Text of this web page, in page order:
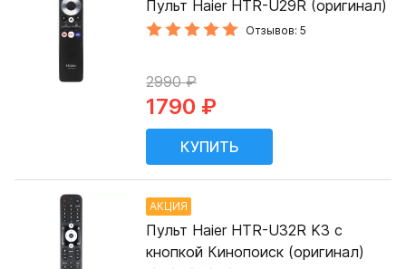
Пульт Haier HTR-U29R (оригинал)
Отзывов: 5
2990 ₽
1790 ₽
АКЦИЯ
Пульт Haier HTR-U32R K3 с
кнопкой Кинопоиск (оригинал)